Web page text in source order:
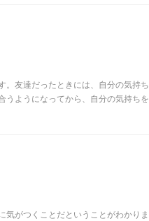
。友達だったときには、自分の気持ち
うようになってから、自分の気持ちを
気がつくことだということがわかりま